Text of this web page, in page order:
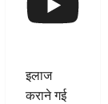
इलाज
कराने गई